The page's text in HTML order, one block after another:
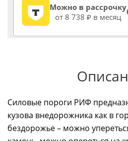
Можно в рассрочку
от 8 738 ₽ в месяц
Силовые пороги РИФ
кузова внедорожника как в
бездорожье – можно